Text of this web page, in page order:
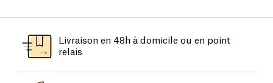
Livraison en 48h à domicile ou en point
relais